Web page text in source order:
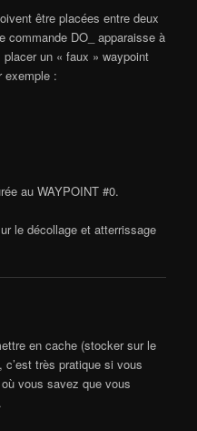
être placées entre deux
commande DO_ apparaisse à
un « faux » waypoint
exemple :
au WAYPOINT #0.
le décollage et atterrissage
en cache (stocker sur le
très pratique si vous
vous savez que vous